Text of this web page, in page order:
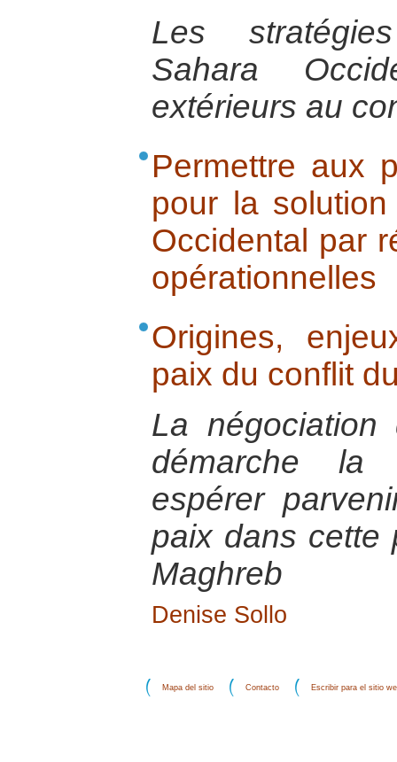
Les
Sahara
extérieurs au
Permettre aux
pour la
Occidental par
opérationnelles
Origines,
paix du conflit
La négociation
démarche la
espérer
paix dans cette
Maghreb
Denise Sollo
Mapa del sitio Contacto Escribir para el sitio